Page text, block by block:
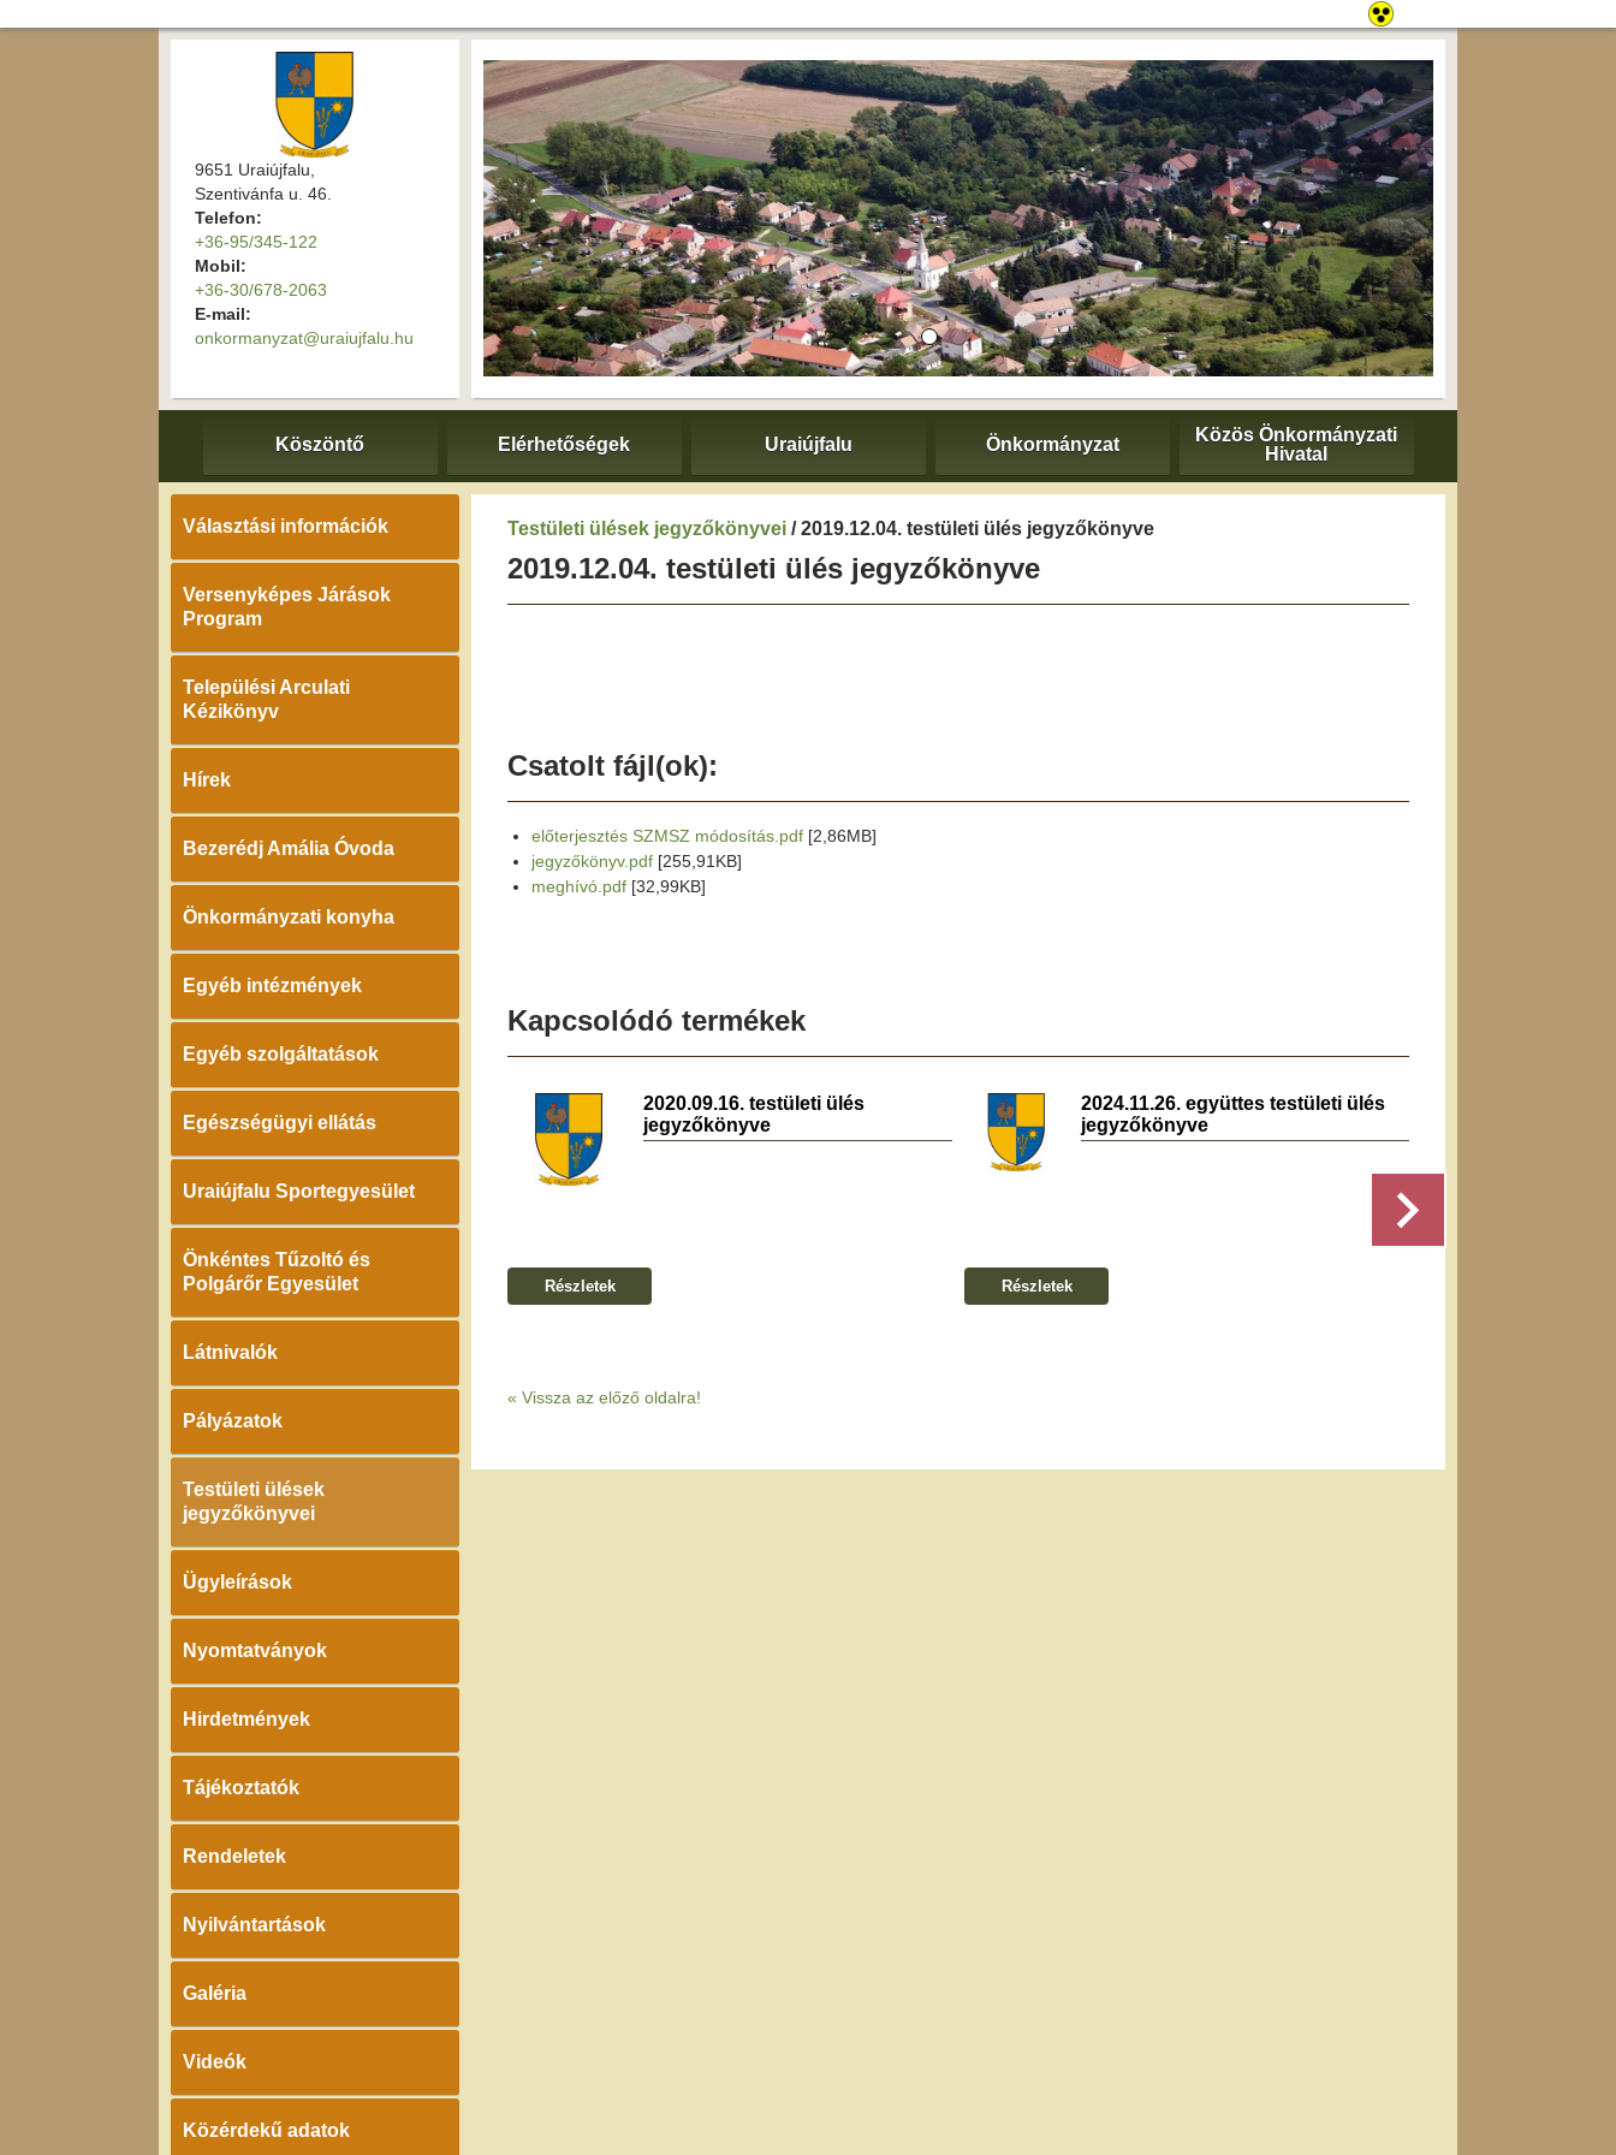
9651 Uraiújfalu,
Szentivánfa u. 46.
Telefon:
+36-95/345-122
Mobil:
+36-30/678-2063
E-mail:
onkormanyzat@uraiujfalu.hu
Köszöntő Elérhetőségek Uraiújfalu Önkormányzat
Közös Önkormányzati
Hivatal
Választási információk
Versenyképes Járások
Program
Települési Arculati
Kézikönyv
Hírek
Bezerédj Amália Óvoda
Önkormányzati konyha
Egyéb intézmények
Egyéb szolgáltatások
Egészségügyi ellátás
Uraiújfalu Sportegyesület
Önkéntes Tűzoltó és
Polgárőr Egyesület
Látnivalók
Pályázatok
Testületi ülések
jegyzőkönyvei
Ügyleírások
Nyomtatványok
Hirdetmények
Tájékoztatók
Rendeletek
Nyilvántartások
Galéria
Videók
Közérdekű adatok
Testületi ülések jegyzőkönyvei / 2019.12.04. testületi ülés jegyzőkönyve
2019.12.04. testületi ülés jegyzőkönyve
Csatolt fájl(ok):
előterjesztés SZMSZ módosítás.pdf [2,86MB]
jegyzőkönyv.pdf [255,91KB]
meghívó.pdf [32,99KB]
Kapcsolódó termékek
2020.09.16. testületi ülés
jegyzőkönyve
Részletek
2024.11.26. együttes testületi ülés
jegyzőkönyve
Részletek
« Vissza az előző oldalra!